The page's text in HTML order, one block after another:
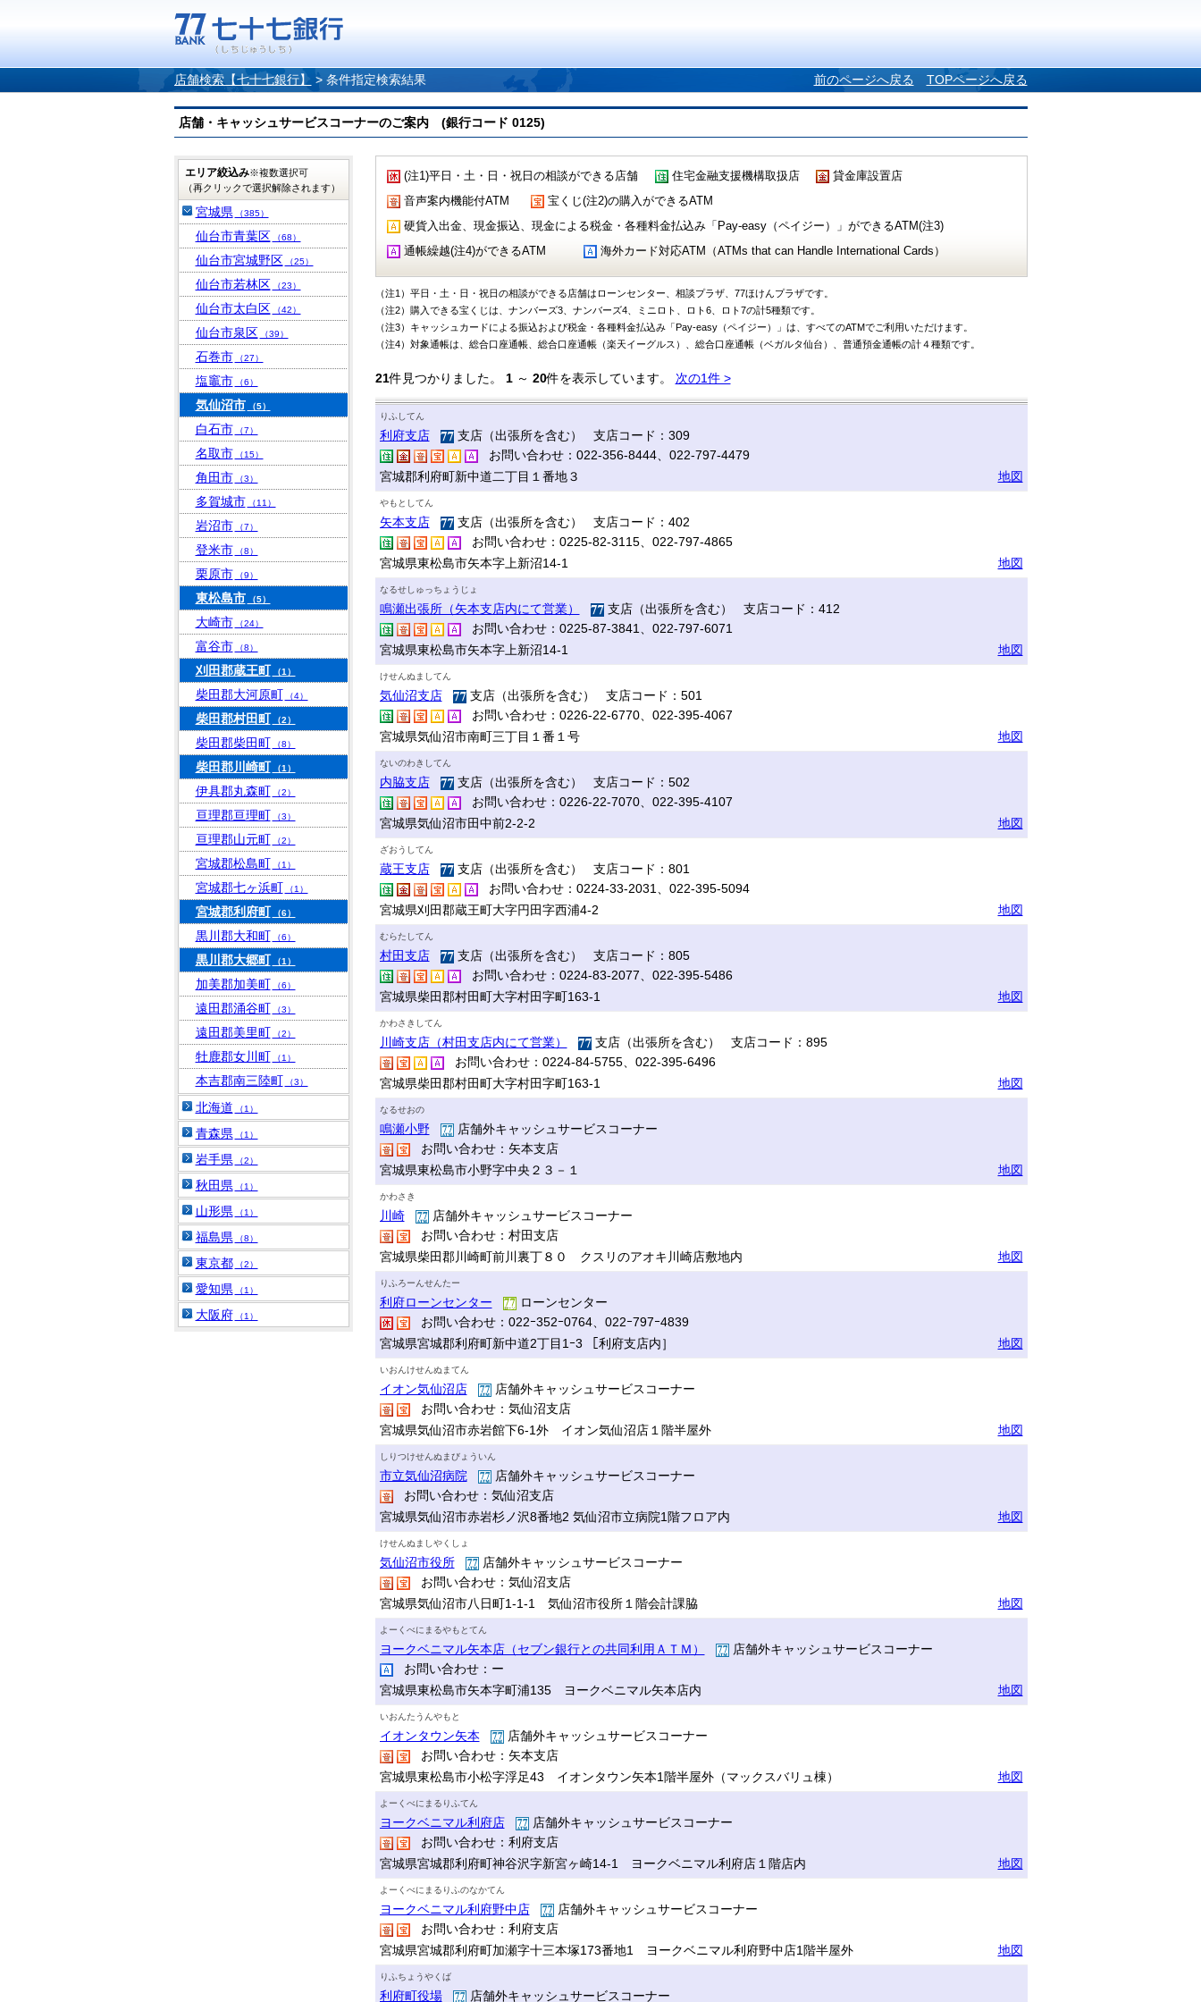
店舗検索【七十七銀行】 > 条件指定検索結果 前のページへ戻る TOPページへ戻る
店舗・キャッシュサービスコーナーのご案内 (銀行コード 0125)
(注1)平日・土・日・祝日の相談ができる店舗 住宅金融支援機構取扱店
貸金庫設置店
音声案内機能付ATM
宝くじ(注2)の購入ができるATM
硬貨入出金、現金振込、現金による税金・各種料金払込み「Pay-easy（ペイジー）」ができるATM(注3)
通帳繰越(注4)ができるATM
海外カード対応ATM（ATMs that can Handle International Cards）
（注1）平日・土・日・祝日の相談ができる店舗はローンセンター、相談プラザ、77ほけんプラザです。
（注2）購入できる宝くじは、ナンバーズ3、ナンバーズ4、ミニロト、ロト6、ロト7の計5種類です。
（注3）キャッシュカードによる振込および税金・各種料金払込み「Pay-easy（ペイジー）」は、すべてのATMでご利用いただけます。
（注4）対象通帳は、総合口座通帳、総合口座通帳（楽天イーグルス）、総合口座通帳（ベガルタ仙台）、普通預金通帳の計４種類です。
21件見つかりました。 1～ 20件を表示しています。 次の1件 >
りふしてん
利府支店
支店（出張所を含む） 支店コード：309
お問い合わせ：022-356-8444、022-797-4479
宮城郡利府町新中道二丁目１番地３
地図
やもとしてん
矢本支店
支店（出張所を含む） 支店コード：402
お問い合わせ：0225-82-3115、022-797-4865
宮城県東松島市矢本字上新沼14-1
地図
なるせしゅっちょうじょ
鳴瀬出張所（矢本支店内にて営業）
支店（出張所を含む） 支店コード：412
お問い合わせ：0225-87-3841、022-797-6071
宮城県東松島市矢本字上新沼14-1
地図
けせんぬましてん
気仙沼支店
支店（出張所を含む） 支店コード：501
お問い合わせ：0226-22-6770、022-395-4067
宮城県気仙沼市南町三丁目１番１号
地図
ないのわきしてん
内脇支店
支店（出張所を含む） 支店コード：502
お問い合わせ：0226-22-7070、022-395-4107
宮城県気仙沼市田中前2-2-2
地図
ざおうしてん
蔵王支店
支店（出張所を含む） 支店コード：801
お問い合わせ：0224-33-2031、022-395-5094
宮城県刈田郡蔵王町大字円田字西浦4-2
地図
むらたしてん
村田支店
支店（出張所を含む） 支店コード：805
お問い合わせ：0224-83-2077、022-395-5486
宮城県柴田郡村田町大字村田字町163-1
地図
かわさきしてん
川崎支店（村田支店内にて営業）
支店（出張所を含む） 支店コード：895
お問い合わせ：0224-84-5755、022-395-6496
宮城県柴田郡村田町大字村田字町163-1
地図
なるせおの
鳴瀬小野
店舗外キャッシュサービスコーナー
お問い合わせ：矢本支店
宮城県東松島市小野字中央２３－１
地図
かわさき
川崎
店舗外キャッシュサービスコーナー
お問い合わせ：村田支店
宮城県柴田郡川崎町前川裏丁８０ クスリのアオキ川崎店敷地内
地図
りふろーんせんたー
利府ローンセンター
ローンセンター
お問い合わせ：022ｰ352ｰ0764、022ｰ797ｰ4839
宮城県宮城郡利府町新中道2丁目1ｰ3 ［利府支店内］
地図
いおんけせんぬまてん
イオン気仙沼店
店舗外キャッシュサービスコーナー
お問い合わせ：気仙沼支店
宮城県気仙沼市赤岩館下6-1外 イオン気仙沼店１階半屋外
地図
しりつけせんぬまびょういん
市立気仙沼病院
店舗外キャッシュサービスコーナー
お問い合わせ：気仙沼支店
宮城県気仙沼市赤岩杉ノ沢8番地2 気仙沼市立病院1階フロア内
地図
けせんぬましやくしょ
気仙沼市役所
店舗外キャッシュサービスコーナー
お問い合わせ：気仙沼支店
宮城県気仙沼市八日町1-1-1 気仙沼市役所１階会計課脇
地図
よーくべにまるやもとてん
ヨークベニマル矢本店（セブン銀行との共同利用ＡＴＭ）
店舗外キャッシュサービスコーナー
お問い合わせ：ー
宮城県東松島市矢本字町浦135 ヨークベニマル矢本店内
地図
いおんたうんやもと
イオンタウン矢本
店舗外キャッシュサービスコーナー
お問い合わせ：矢本支店
宮城県東松島市小松字浮足43 イオンタウン矢本1階半屋外（マックスバリュ棟）
地図
よーくべにまるりふてん
ヨークベニマル利府店
店舗外キャッシュサービスコーナー
お問い合わせ：利府支店
宮城県宮城郡利府町神谷沢字新宮ヶ崎14-1 ヨークベニマル利府店１階店内
地図
よーくべにまるりふのなかてん
ヨークベニマル利府野中店
店舗外キャッシュサービスコーナー
お問い合わせ：利府支店
宮城県宮城郡利府町加瀬字十三本塚173番地1 ヨークベニマル利府野中店1階半屋外
地図
りふちょうやくば
利府町役場 店舗外キャッシュサービスコーナー
エリア絞込み※複数選択可
（再クリックで選択解除されます）
宮城県 （385）
仙台市青葉区 （68）
仙台市宮城野区 （25）
仙台市若林区 （23）
仙台市太白区 （42）
仙台市泉区 （39）
石巻市 （27）
塩竈市 （6）
気仙沼市 （5）
白石市 （7）
名取市 （15）
角田市 （3）
多賀城市 （11）
岩沼市 （7）
登米市 （8）
栗原市 （9）
東松島市 （5）
大崎市 （24）
富谷市 （8）
刈田郡蔵王町 （1）
柴田郡大河原町 （4）
柴田郡村田町 （2）
柴田郡柴田町 （8）
柴田郡川崎町 （1）
伊具郡丸森町 （2）
亘理郡亘理町 （3）
亘理郡山元町 （2）
宮城郡松島町 （1）
宮城郡七ヶ浜町 （1）
宮城郡利府町 （6）
黒川郡大和町 （6）
黒川郡大郷町 （1）
加美郡加美町 （6）
遠田郡涌谷町 （3）
遠田郡美里町 （2）
牡鹿郡女川町 （1）
本吉郡南三陸町 （3）
北海道 （1）
青森県 （1）
岩手県 （2）
秋田県 （1）
山形県 （1）
福島県 （8）
東京都 （2）
愛知県 （1）
大阪府 （1）